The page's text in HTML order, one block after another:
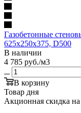
Газобетонные
625х250х375, D500
В наличии
4 785 руб./м3
В корзину
Товар дня
Акционная скидка